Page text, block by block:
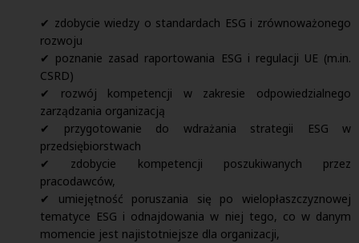
✔ zdobycie wiedzy o standardach ESG i zrównoważonego
rozwoju
✔ poznanie zasad raportowania ESG i regulacji UE (m.in.
CSRD)
✔ rozwój kompetencji w zakresie odpowiedzialnego
zarządzania organizacją
✔ przygotowanie do wdrażania strategii ESG w
przedsiębiorstwach
✔ zdobycie kompetencji poszukiwanych przez
pracodawców,
✔ umiejętność poruszania się po wielopłaszczyznowej
tematyce ESG i odnajdowania w niej tego, co w danym
momencie jest najistotniejsze dla organizacji,